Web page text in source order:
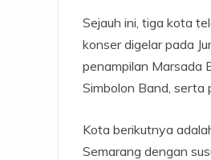
Sejauh ini, tiga kota
konser digelar pada
penampilan Marsada
Simbolon Band, serta
Kota berikutnya
Semarang dengan